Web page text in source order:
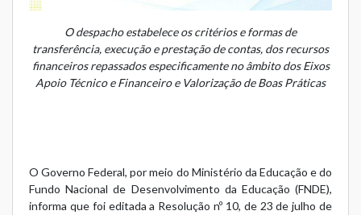
O despacho estabelece os critérios e formas de
transferência, execução e prestação de contas, dos recursos
financeiros repassados especificamente no âmbito dos Eixos
Apoio Técnico e Financeiro e Valorização de Boas Práticas
O Governo Federal, por meio do Ministério da Educação e do
Fundo Nacional de Desenvolvimento da Educação (FNDE),
informa que foi editada a Resolução nº 10, de 23 de julho de